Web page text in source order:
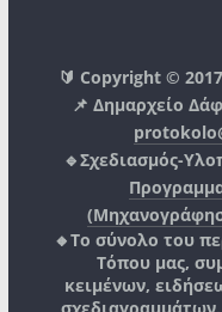
🔰 Copyright ©
📌 Δημαρχείο
🔹Σχεδιασμός-
🔸Το σύνολο του
Τόπου μας,
κειμένων,